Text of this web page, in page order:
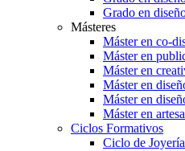
Grado en
Másteres
Máster en co-
Máster en
Máster en
Máster en
Máster en
Máster en
Ciclos Formativos
Ciclo de